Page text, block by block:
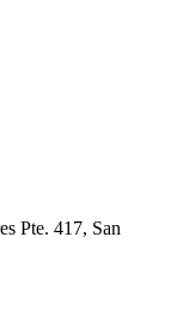
Pte. 417, San